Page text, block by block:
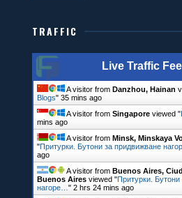
TRAFFIC
Live Traffic
A visitor fromDanzhou, Hainan
Blogs"36 mins ago
A visitor fromSingapore viewed "
mins ago
A visitor fromMinsk, Minskaya
"Притурки. Бутони за придвижване
ago
A visitor fromBuenos Aires,
Buenos Aires viewed "Притурки.
нагоре…"2 hrs 24 mins ago